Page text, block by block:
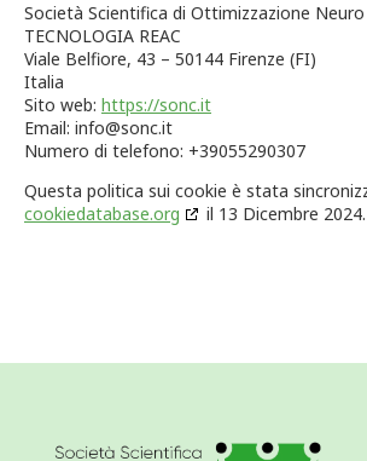
Società Scientifica di Ottimizzazione Neuro
TECNOLOGIA REAC
Viale Belfiore, 43 – 50144 Firenze (FI)
Italia
Sito web: https://sonc.it
Email: info@sonc.it
Numero di telefono: +39055290307
Questa politica sui cookie è stata
cookiedatabase.org
il 13 Dicembre 2024.